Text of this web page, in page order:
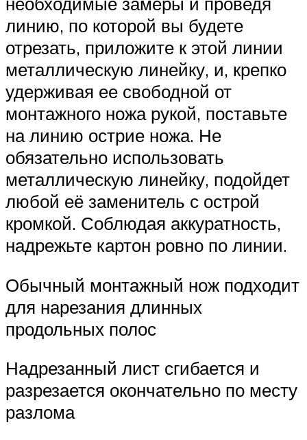
линию, по которой вы будете
отрезать, приложите к этой линии
металлическую линейку, и, крепко
удерживая ее свободной от
монтажного ножа рукой, поставьте
на линию острие ножа. Не
обязательно использовать
металлическую линейку, подойдет
любой её заменитель с острой
кромкой. Соблюдая аккуратность,
надрежьте картон ровно по линии.
Обычный монтажный нож подходит
для нарезания длинных
продольных полос
Надрезанный лист сгибается и
разрезается окончательно по месту
разлома